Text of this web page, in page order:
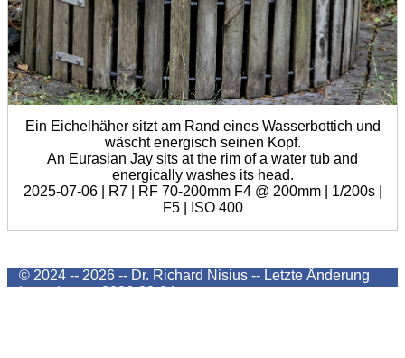
Ein Eichelhäher sitzt am Rand eines Wasserbottich und
wäscht energisch seinen Kopf.
An Eurasian Jay sits at the rim of a water tub and
energically washes its head.
2025-07-06 | R7 | RF 70-200mm F4 @ 200mm | 1/200s |
F5 | ISO 400
© 2024 -- 2026 -- Dr. Richard Nisius -- Letzte Änderung
Last change2026-08-04